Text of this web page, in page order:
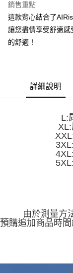
悠遊付
Google Pay
全盈+PAY
【大哥付你分期使用說
流程，驗證手機門號
3.實際核准額度、可
4.訂單成立30分鐘內
消。如遇「轉專審核
法說明評估內容。
【繳款方式說明】
1.分期款項不併入電
【注意事項】
1.本服務係由「台灣
用戶於交易時，得透
資料（包含姓名、電
AFTEE先享後付
【關於「AFTEE先享
AFTEE先享後付是「
１．簡單：不需註冊
２．便利：只要手機
３．安心：先確認商
３．收到繳費通知簡
ATM／網路銀行／等
※ 請注意：結帳手續
是否繳費成功／繳費
每筆NT$45
7-11取貨付款
銷售重點
這款背心結合了
讓您盡情享受舒適
的舒適！
詳細說明
L:
由於測量方
預購追加商品時